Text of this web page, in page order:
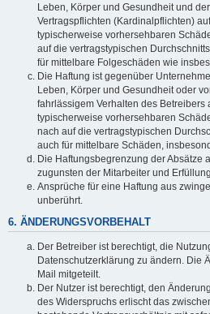
Leben, Körper und Gesundheit und
Vertragspflichten (Kardinalpflichten)
typischerweise vorhersehbaren
auf die vertragstypischen
für mittelbare Folgeschäden wie
Die Haftung ist gegenüber
Leben, Körper und Gesundheit oder
fahrlässigem Verhalten des Betreibers
typischerweise vorhersehbaren
nach auf die vertragstypischen
auch für mittelbare Schäden,
Die Haftungsbegrenzung der Absätze
zugunsten der Mitarbeiter und
Ansprüche für eine Haftung aus
unberührt.
6. ÄNDERUNGSVORBEHALT
Der Betreiber ist berechtigt, die
Datenschutzerklärung zu ändern. Die
Mail mitgeteilt.
Der Nutzer ist berechtigt, den
des Widerspruchs erlischt das